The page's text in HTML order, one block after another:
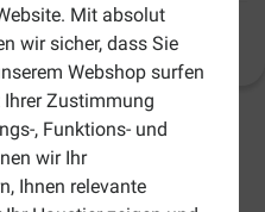
Mit absolut
wir sicher, dass Sie
Webshop surfen
Zustimmung
, Funktions- und
wir Ihr
Ihnen relevante
Produktinformation
sofern nicht anders angegeben